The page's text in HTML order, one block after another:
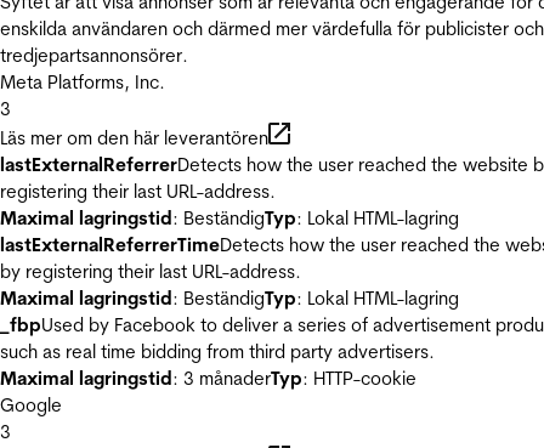
enskilda användaren och därmed mer värdefulla för publicister och
tredjepartsannonsörer.
Meta Platforms, Inc.
3
Läs mer om den här leverantören
lastExternalReferrerDetects how the user reached the website
registering their last URL-address.
Maximal lagringstid: BeständigTyp: Lokal HTML-lagring
lastExternalReferrerTimeDetects how the user reached the
by registering their last URL-address.
Maximal lagringstid: BeständigTyp: Lokal HTML-lagring
_fbpUsed by Facebook to deliver a series of advertisement
such as real time bidding from third party advertisers.
Maximal lagringstid: 3 månaderTyp: HTTP-cookie
Google
3